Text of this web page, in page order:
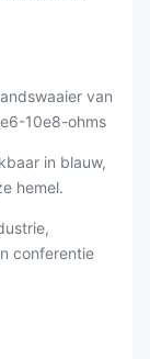
van
10e8-ohms
in blauw,
hemel.
conferentie